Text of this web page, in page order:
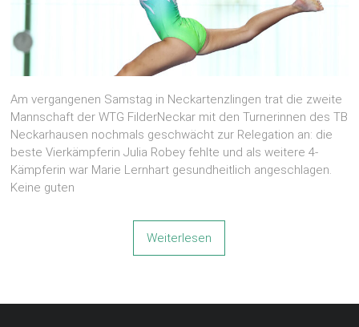
Am vergangenen Samstag in Neckartenzlingen trat die zweite
Mannschaft der WTG FilderNeckar mit den Turnerinnen des TB
Neckarhausen nochmals geschwächt zur Relegation an: die
beste Vierkämpferin Julia Robey fehlte und als weitere 4-
Kämpferin war Marie Lernhart gesundheitlich angeschlagen.
Keine guten
Weiterlesen